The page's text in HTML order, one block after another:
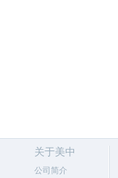
关于美中
公司简介